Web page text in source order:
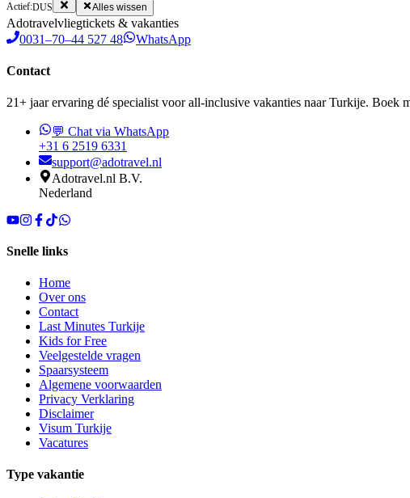
Actief:DUS Alles wissen
Adotravelvliegtickets & vakanties
0031–70–44 527 48
WhatsApp
Contact
21+ jaar ervaring dé specialist voor all-inclusive vakanties naar Turkije. Boek
💬 Chat via WhatsApp
+31 6 2519 6331
support@adotravel.nl
Adotravel.nl B.V.
Nederland
Snelle links
Home
Over ons
Contact
Last Minutes Turkije
Kids for Free
Veelgestelde vragen
Spaarsysteem
Algemene voorwaarden
Privacy Verklaring
Disclaimer
Visum Turkije
Vacatures
Type vakantie